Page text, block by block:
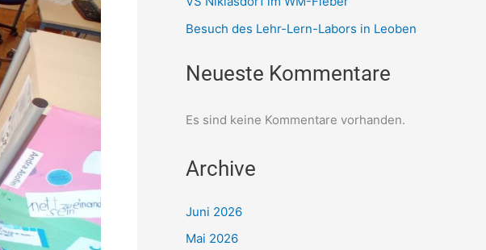
Besuch des Lehr-Lern-Labors in Leoben
Neueste Kommentare
Es sind keine Kommentare vorhanden.
Archive
Juni 2026
Mai 2026